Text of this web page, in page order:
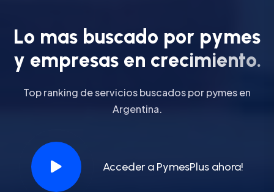
Lo mas buscado por pymes
y empresas en crecimiento.
Top ranking de servicios buscados por pymes en
Argentina.
Acceder a PymesPlus ahora!